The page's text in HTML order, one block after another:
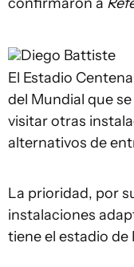
Diego Battiste
El Estadio
del Mundial que
visitar otras
alternativos de
La prioridad, por
instalaciones
tiene el estadio de